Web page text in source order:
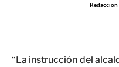
Redaccion
“La instrucción del